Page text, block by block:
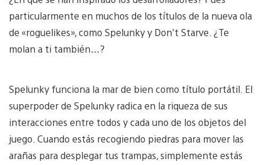
particularmente en muchos de los títulos de la nueva ola
de «roguelikes», como Spelunky y Don’t Starve. ¿Te
molan a ti también…?
Spelunky funciona la mar de bien como título portátil. El
superpoder de Spelunky radica en la riqueza de sus
interacciones entre todos y cada uno de los objetos del
juego. Cuando estás recogiendo piedras para mover las
arañas para desplegar tus trampas, simplemente estás